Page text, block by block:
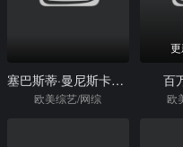
塞巴斯蒂·曼尼斯卡科：是我的问题吗？
欧美综艺/网综
百
欧